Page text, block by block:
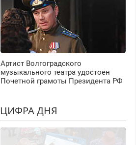
Артист Волгоградского
музыкального театра удостоен
Почетной грамоты Президента РФ
ЦИФРА ДНЯ